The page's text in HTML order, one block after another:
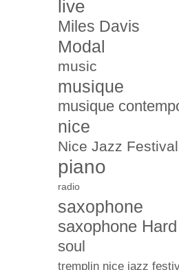
live
Miles Davis
Modal
music
musique
musique
nice
Nice Jazz Festival
piano
radio
saxophone
saxophone
soul
tremplin nice jazz